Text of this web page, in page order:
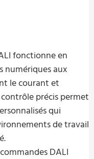
fonctionne en
numériques aux
le courant et
précis permet
qui
de travail
DALI